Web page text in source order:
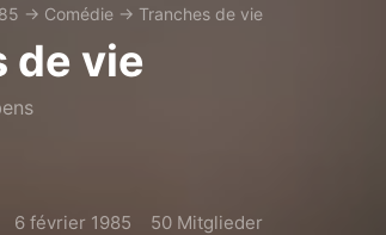
→ Comédie → Tranches de vie
de vie
6 février 1985 50 Mitglieder